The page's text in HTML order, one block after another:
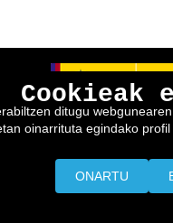
Cookieak
ditugu
oinarrituta egindako
ONARTU